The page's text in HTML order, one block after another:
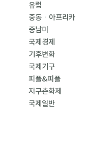
유럽
중동ㆍ아프리카
중남미
국제경제
기후변화
국제기구
피플&피플
지구촌화제
국제일반